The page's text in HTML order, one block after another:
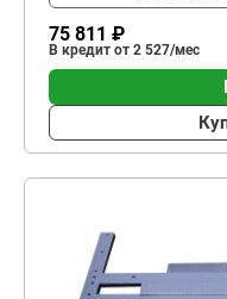
75 811 ₽
В кредит от 2 527/мес